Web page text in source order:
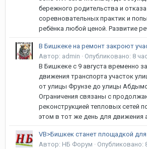
бережного родительства и
соревновательных практик и
ребёнка любой ценой. Развитие
Автор: admin · Опубликовано: 8
В Бишкеке с 9 августа временно
движения транспорта участок
от улицы Фрунзе до улицы
Ограничения связаны с
реконструкцией тепловых сетей
этом в тот же день для движения
Автор: НБ Форум · Опубликовано: